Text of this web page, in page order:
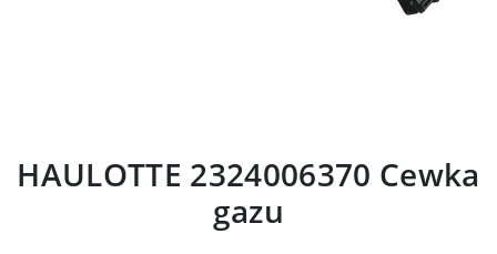
HAULOTTE 2324006370 Cewka
gazu